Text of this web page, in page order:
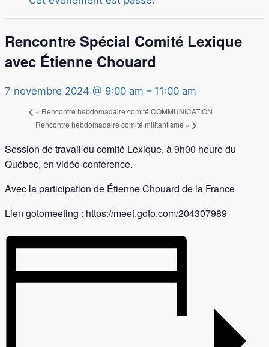
Rencontre Spécial Comité Lexique
avec Étienne Chouard
7 novembre 2024 @ 9:00 am – 11:00 am
« Rencontre hebdomadaire comité COMMUNICATION
Rencontre hebdomadaire comité militantisme »
Session de travail du comité Lexique, à 9h00 heure du
Québec, en vidéo-conférence.
Avec la participation de Étienne Chouard de la France
Lien gotomeeting : https://meet.goto.com/204307989